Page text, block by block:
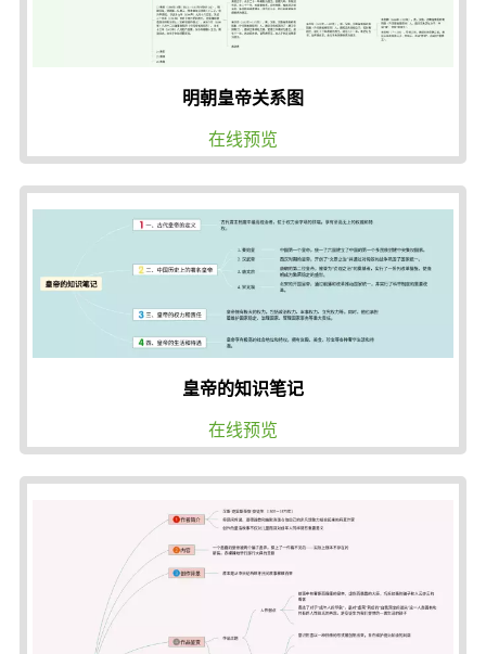
明朝皇帝关系图
在线预览
皇帝的知识笔记
在线预览